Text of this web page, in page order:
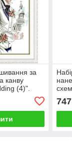
за
канву
(4)".
36*46
747